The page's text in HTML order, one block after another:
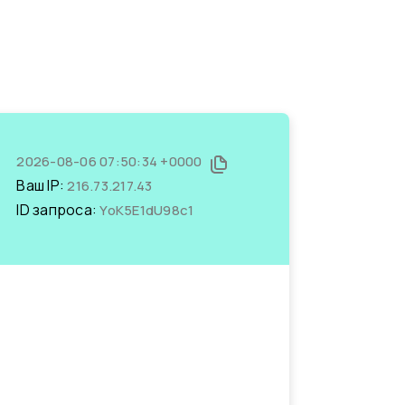
2026-08-06 07:50:34 +0000
Ваш IP:216.73.217.43
ID запроса:YoK5E1dU98c1